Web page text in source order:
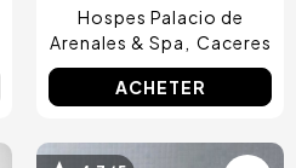
Hospes Palacio de
Arenales & Spa
Caceres
ACHETER